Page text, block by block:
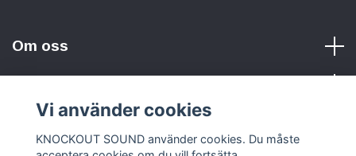
Om oss
Sociala medier
Vi använder cookies
KNOCKOUT SOUND använder cookies. Du måste